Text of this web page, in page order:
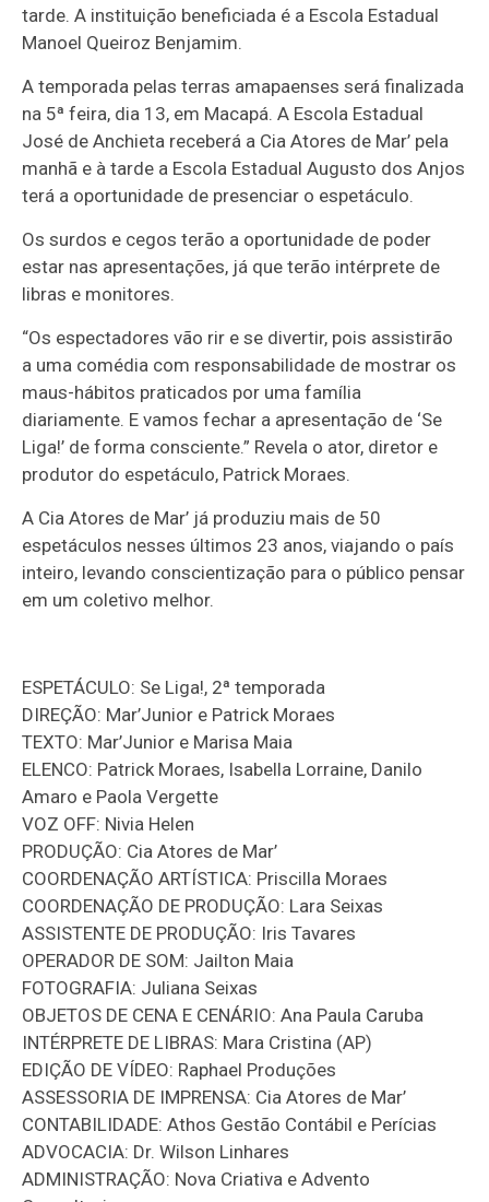
tarde. A instituição beneficiada é a Escola Estadual
Manoel Queiroz Benjamim.
A temporada pelas terras amapaenses será finalizada
na 5ª feira, dia 13, em Macapá. A Escola Estadual
José de Anchieta receberá a Cia Atores de Mar’ pela
manhã e à tarde a Escola Estadual Augusto dos Anjos
terá a oportunidade de presenciar o espetáculo.
Os surdos e cegos terão a oportunidade de poder
estar nas apresentações, já que terão intérprete de
libras e monitores.
“Os espectadores vão rir e se divertir, pois assistirão
a uma comédia com responsabilidade de mostrar os
maus-hábitos praticados por uma família
diariamente. E vamos fechar a apresentação de ‘Se
Liga!’ de forma consciente.” Revela o ator, diretor e
produtor do espetáculo, Patrick Moraes.
A Cia Atores de Mar’ já produziu mais de 50
espetáculos nesses últimos 23 anos, viajando o país
inteiro, levando conscientização para o público pensar
em um coletivo melhor.
ESPETÁCULO: Se Liga!, 2ª temporada
DIREÇÃO: Mar’Junior e Patrick Moraes
TEXTO: Mar’Junior e Marisa Maia
ELENCO: Patrick Moraes, Isabella Lorraine, Danilo
Amaro e Paola Vergette
VOZ OFF: Nivia Helen
PRODUÇÃO: Cia Atores de Mar’
COORDENAÇÃO ARTÍSTICA: Priscilla Moraes
COORDENAÇÃO DE PRODUÇÃO: Lara Seixas
ASSISTENTE DE PRODUÇÃO: Iris Tavares
OPERADOR DE SOM: Jailton Maia
FOTOGRAFIA: Juliana Seixas
OBJETOS DE CENA E CENÁRIO: Ana Paula Caruba
INTÉRPRETE DE LIBRAS: Mara Cristina (AP)
EDIÇÃO DE VÍDEO: Raphael Produções
ASSESSORIA DE IMPRENSA: Cia Atores de Mar’
CONTABILIDADE: Athos Gestão Contábil e Perícias
ADVOCACIA: Dr. Wilson Linhares
ADMINISTRAÇÃO: Nova Criativa e Advento